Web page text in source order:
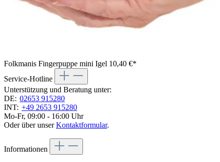
Folkmanis Fingerpuppe mini Igel 10,40 €*
Service-Hotline
Unterstützung und Beratung unter:
DE: 02653 915280
INT: +49 2653 915280
Mo-Fr, 09:00 - 16:00 Uhr
Oder über unserKontaktformular.
Informationen